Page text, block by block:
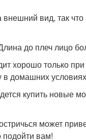
вид, так
до плеч лицо
хорошо только
в домашних
купить новые
может
вам!